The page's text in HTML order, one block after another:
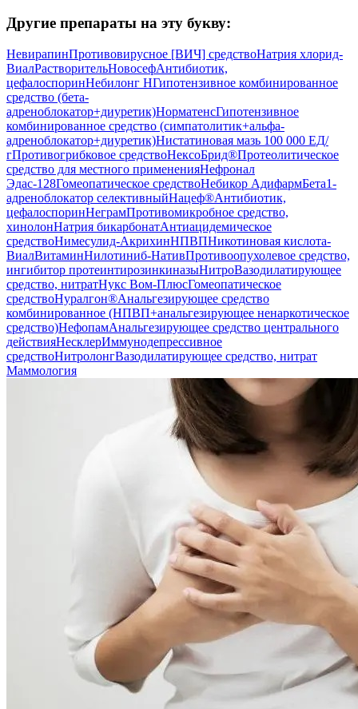
Другие препараты на эту букву:
НевирапинПротивовирусное [ВИЧ] средствоНатрия хлорид-
ВиалРастворительНовосефАнтибиотик,
цефалоспоринНебилонг HГипотензивное комбинированное
средство (бета-
адреноблокатор+диуретик)НорматенсГипотензивное
комбинированное средство (симпатолитик+альфа-
адреноблокатор+диуретик)Нистатиновая мазь 100 000 ЕД/
гПротивогрибковое средствоНексоБрид®Протеолитическое
средство для местного примененияНефронал
Эдас-128Гомеопатическое средствоНебикор АдифармБета1-
адреноблокатор селективныйНацеф®Антибиотик,
цефалоспоринНеграмПротивомикробное средство,
хинолонНатрия бикарбонатАнтиацидемическое
средствоНимесулид-АкрихинНПВПНикотиновая кислота-
ВиалВитаминНилотиниб-НативПротивоопухолевое средство,
ингибитор протеинтирозинкиназыНитроВазодилатирующее
средство, нитратНукс Вом-ПлюсГомеопатическое
средствоНуралгон®Анальгезирующее средство
комбинированное (НПВП+анальгезирующее ненаркотическое
средство)НефопамАнальгезирующее средство центрального
действияНесклерИммунодепрессивное
средствоНитролонгВазодилатирующее средство, нитрат
Маммология